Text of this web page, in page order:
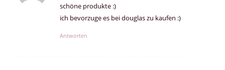
schöne produkte :)
ich bevorzuge es bei douglas zu kaufen :)
Antworten